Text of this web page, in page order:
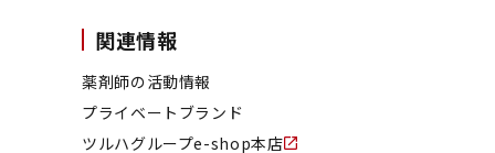
関連情報
薬剤師の活動情報
プライベートブランド
ツルハグループe-shop本店